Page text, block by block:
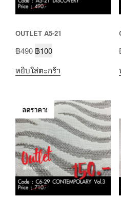
OUTLET A5-21
฿490 ฿100
หยิบใส่ตะกร้า
ลดราคา!